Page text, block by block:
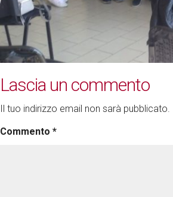
Lascia un commento
Il tuo indirizzo email non sarà pubblicato.
Commento *